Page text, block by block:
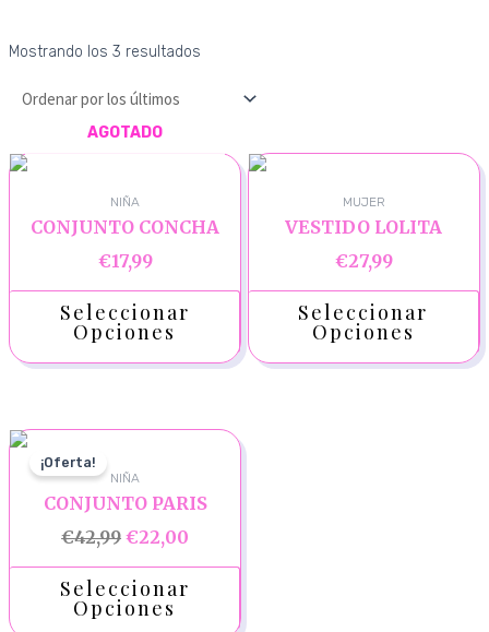
Mostrando los 3 resultados
AGOTADO
NIÑA
CONJUNTO CONCHA
€17,99
Seleccionar
Opciones
MUJER
VESTIDO LOLITA
€27,99
Seleccionar
Opciones
¡Oferta!
NIÑA
CONJUNTO PARIS
€42,99 €22,00
Seleccionar
Opciones